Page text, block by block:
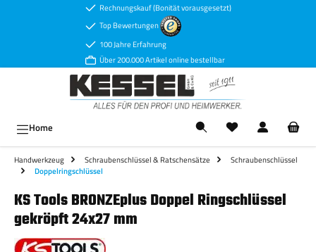
Zum Hauptinhalt springenRechnungskauf (Bonität vorausgesetzt)
Top Bewertungen
100 Jahre Erfahrung
Über 200.000 Artikel online bestellbar
Home
Handwerkzeug Schraubenschlüssel & Ratschensätze
Schraubenschlüssel
Doppelringschlüssel
KS Tools BRONZEplus Doppel Ringschlüssel
gekröpft 24x27 mm